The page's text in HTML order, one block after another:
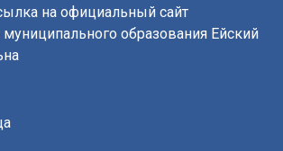
на официальный сайт
образования Ейский